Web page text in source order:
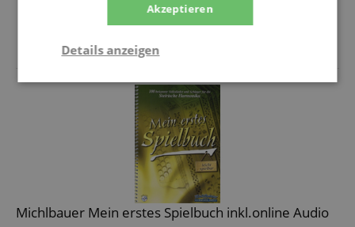
inkl. MwSt. +
Michlbauer Mein erstes Spielbuch inkl.online Audio
Akzeptieren
Details anzeigen
Statistik Marketing Funktional
Marketing Funktional
Statistik-Cookies werden verwendet, um zu sehen,